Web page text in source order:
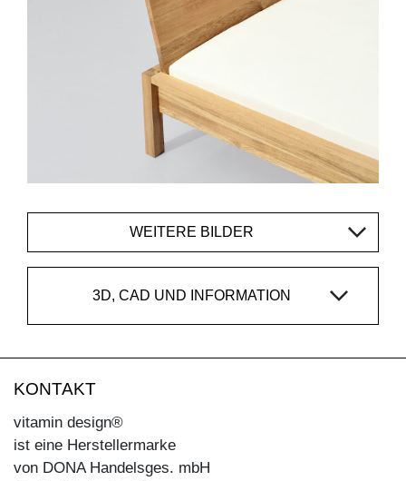
WEITERE BILDER
3D, CAD UND INFORMATION
KONTAKT
vitamin design®
ist eine Herstellermarke
von DONA Handelsges. mbH